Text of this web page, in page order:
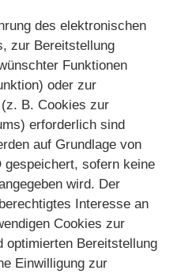
des elektronischen
zur Bereitstellung
Funktionen
oder zur
B. Cookies zur
erforderlich sind
auf Grundlage von
sofern keine
wird. Der
Interesse an
Cookies zur
optimierten Bereitstellung
Einwilligung zur